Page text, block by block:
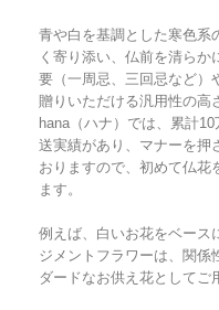
青や白を基調とした寒色系
く寄り添い、仏前を清ら
要（一周忌、三回忌など）
贈りいただける汎用性の高
hana（ハナ）では、累計
送実績があり、マナーを押
おりますので、初めて仏花
ます。
例えば、白いお花をベース
ジメントフラワーは、関係
ダードなお供え花としてご